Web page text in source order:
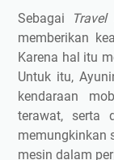
Sebagai Travel
memberikan
Karena hal itu
Untuk itu,
kendaraan
terawat, serta
memungkinkan
mesin dalam